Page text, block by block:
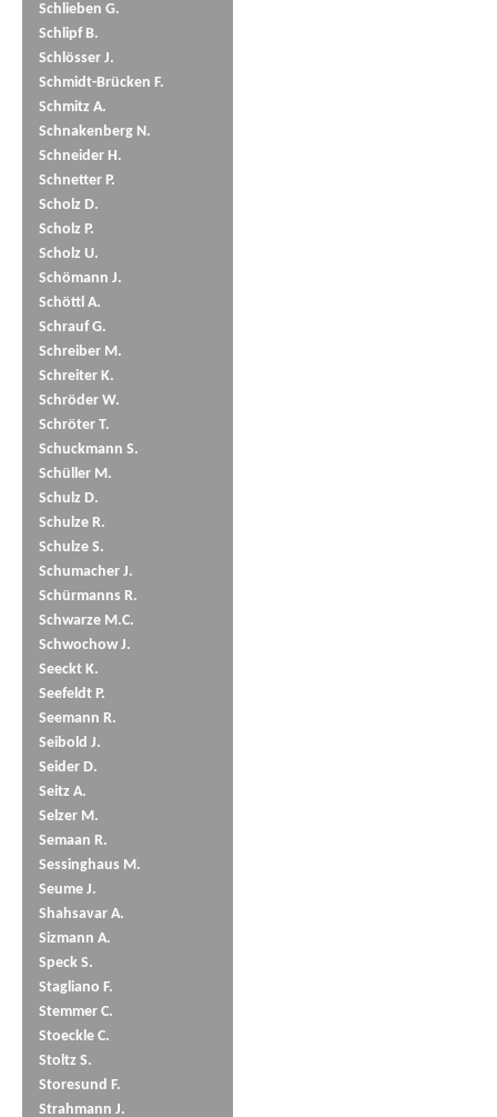
Schlieben G.
Schlipf B.
Schlösser J.
Schmidt-Brücken F.
Schmitz A.
Schnakenberg N.
Schneider H.
Schnetter P.
Scholz D.
Scholz P.
Scholz U.
Schömann J.
Schöttl A.
Schrauf G.
Schreiber M.
Schreiter K.
Schröder W.
Schröter T.
Schuckmann S.
Schüller M.
Schulz D.
Schulze R.
Schulze S.
Schumacher J.
Schürmanns R.
Schwarze M.C.
Schwochow J.
Seeckt K.
Seefeldt P.
Seemann R.
Seibold J.
Seider D.
Seitz A.
Selzer M.
Semaan R.
Sessinghaus M.
Seume J.
Shahsavar A.
Sizmann A.
Speck S.
Stagliano F.
Stemmer C.
Stoeckle C.
Stoltz S.
Storesund F.
Strahmann J.